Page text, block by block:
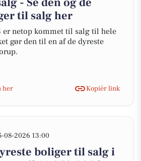
til salg her
er netop kommet til salg til hele
gør den til en af de dyreste
her
Kopiér link
08-2026 13:00
boliger til salg i